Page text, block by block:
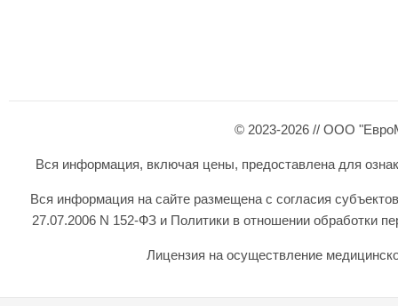
© 2023-2026 // ООО
Вся информация, включая цены, предоставлена для
Вся информация на сайте размещена с согласия
27.07.2006 N 152-ФЗ и Политики в отношении обработки
Лицензия на осуществление